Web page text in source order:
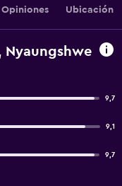
Opiniones Ubicación
Nyaungshwe
9,7
9,1
9,7